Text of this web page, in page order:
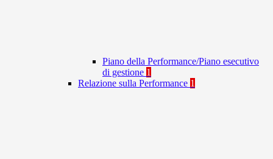
Piano della Performance/Piano esecutivo
di gestione 1
Relazione sulla Performance 1